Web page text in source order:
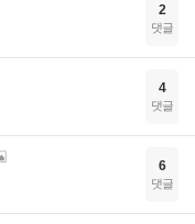
2
댓글
4
댓글
6
댓글